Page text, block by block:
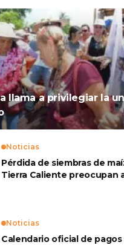
llama a privilegiar la
Noticias
Pérdida de siembras de
Tierra Caliente preocupan
Noticias
Calendario oficial de pagos